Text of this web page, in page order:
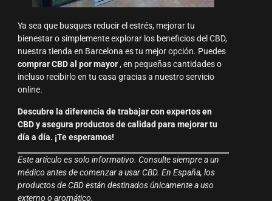
Ya sea que busques reducir el estrés, mejorar tu
bienestar o simplemente explorar los beneficios del CBD,
nuestra tienda en Barcelona es tu mejor opción. Puedes
comprar CBD al por mayor, en pequeñas cantidades o
incluso recibirlo en tu casa gracias a nuestro servicio
online.
Descubre la diferencia de trabajar con expertos en
CBD y asegura productos de calidad para mejorar tu
día a día. ¡Te esperamos!
Este artículo es solo informativo. Consulte siempre a un
médico antes de comenzar a usar CBD. En España, los
productos de CBD están destinados únicamente a uso
externo o aromático.